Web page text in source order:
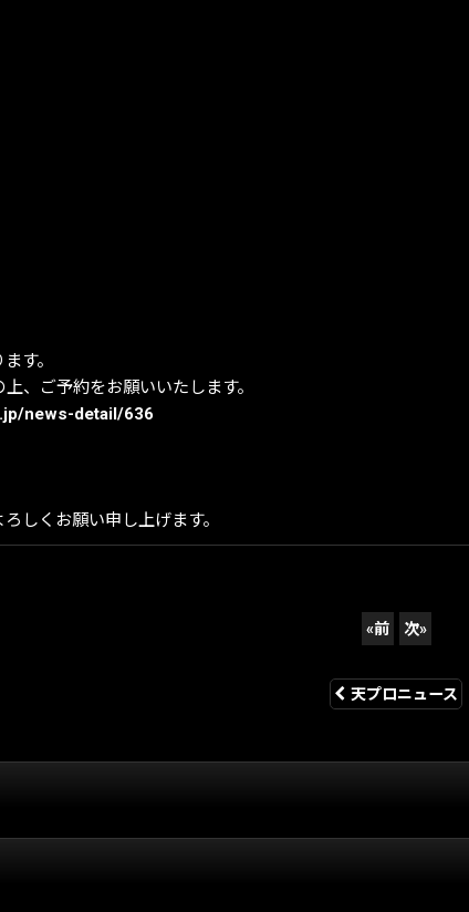
す。
、ご予約をお願いいたします。
news-detail/636
しくお願い申し上げます。
«前 次»
天プロニュース